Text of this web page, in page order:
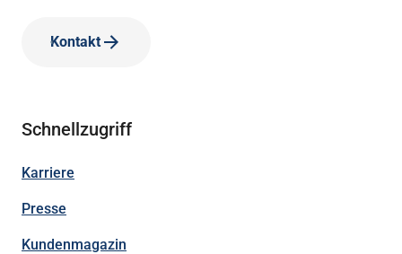
Kontakt
Schnellzugriff
Karriere
Presse
Kundenmagazin